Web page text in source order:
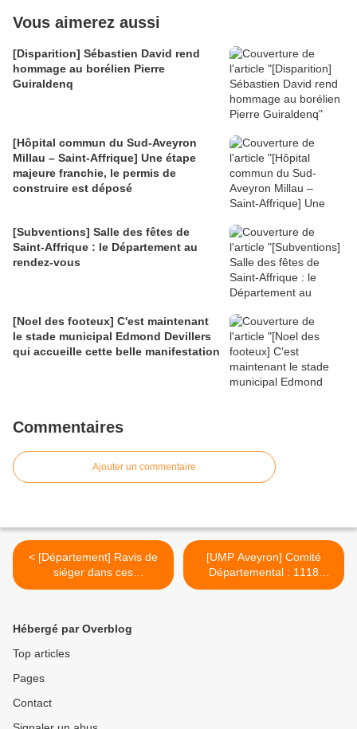
Vous aimerez aussi
[Disparition] Sébastien David rend
hommage au borélien Pierre
Guiraldenq
[Hôpital commun du Sud-Aveyron
Millau – Saint-Affrique] Une étape
majeure franchie, le permis de
construire est déposé
[Subventions] Salle des fêtes de
Saint-Affrique : le Département au
rendez-vous
[Noel des footeux] C'est maintenant
le stade municipal Edmond Devillers
qui accueille cette belle manifestation
Commentaires
Ajouter un commentaire
< [Département] Ravis de
siéger dans ces
commissions-là !
[UMP Aveyron] Comité
Départemental : 1118
adhérents sur le
Hébergé par Overblog
Top articles
Pages
Contact